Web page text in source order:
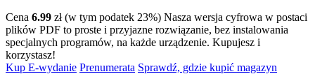
Cena 6.99 zł (w tym podatek 23%) Nasza wersja cyfrowa w postaci
plików PDF to proste i przyjazne rozwiązanie, bez instalowania
specjalnych programów, na każde urządzenie. Kupujesz i
korzystasz!
Kup E-wydanie Prenumerata Sprawdź, gdzie kupić magazyn